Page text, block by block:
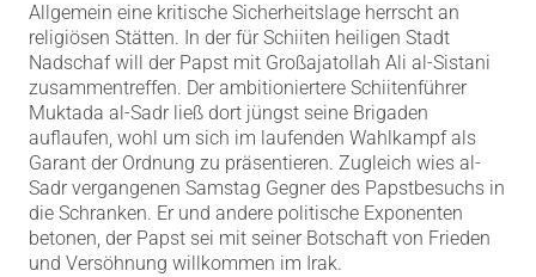
Allgemein eine kritische Sicherheitslage herrscht an
religiösen Stätten. In der für Schiiten heiligen Stadt
Nadschaf will der Papst mit Großajatollah Ali al-Sistani
zusammentreffen. Der ambitioniertere Schiitenführer
Muktada al-Sadr ließ dort jüngst seine Brigaden
auflaufen, wohl um sich im laufenden Wahlkampf als
Garant der Ordnung zu präsentieren. Zugleich wies al-
Sadr vergangenen Samstag Gegner des Papstbesuchs in
die Schranken. Er und andere politische Exponenten
betonen, der Papst sei mit seiner Botschaft von Frieden
und Versöhnung willkommen im Irak.